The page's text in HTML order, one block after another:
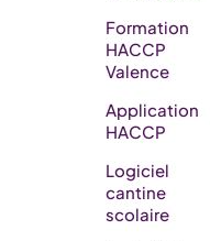
Formation
HACCP
Valence
Application
HACCP
Logiciel
cantine
scolaire